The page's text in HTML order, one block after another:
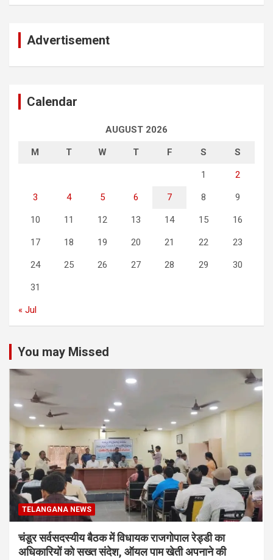
Advertisement
Calendar
AUGUST 2026
M T W T F S S
1 2
3 4 5 6 7 8 9
10 11 12 13 14 15 16
17 18 19 20 21 22 23
24 25 26 27 28 29 30
31
« Jul
You may Missed
TELANGANA NEWS
चंडूर सर्वसदस्यीय बैठक में विधायक राजगोपाल रेड्डी का
अधिकारियों को सख्त संदेश, ऑयल पाम खेती अपनाने की